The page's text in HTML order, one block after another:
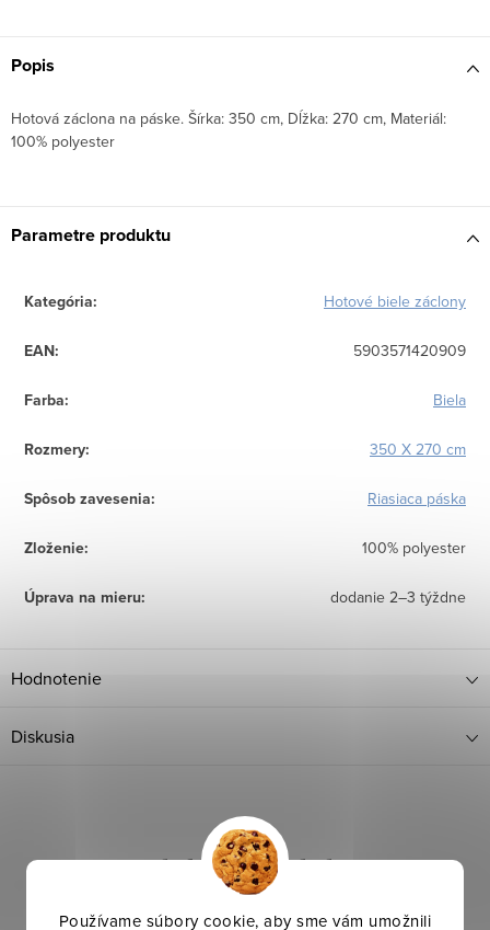
Používame súbory cookie, aby sme vám umožnili
Popis
Hotová záclona na páske. Šírka: 350 cm, Dĺžka: 270 cm, Materiál:
100% polyester
Parametre produktu
Kategória: Hotové biele záclony
EAN: 5903571420909
Farba: Biela
Rozmery: 350 X 270 cm
Spôsob zavesenia: Riasiaca páska
Zloženie: 100% polyester
Úprava na mieru: dodanie 2–3 týždne
Hodnotenie
Diskusia